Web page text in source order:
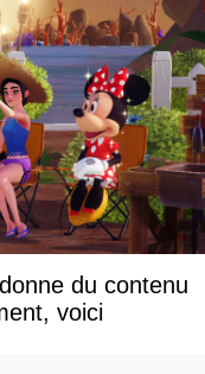
du contenu
voici